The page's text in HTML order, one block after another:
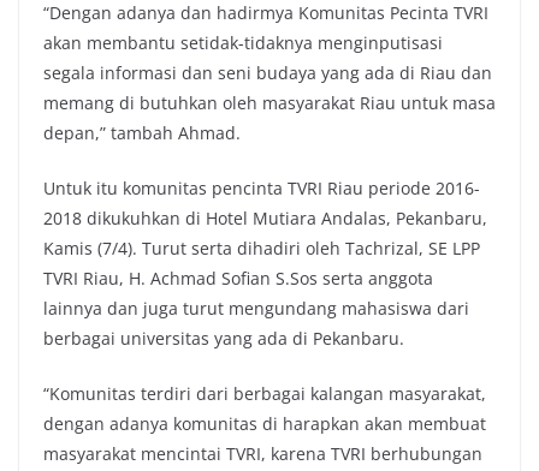
“Dengan adanya dan hadirmya Komunitas Pecinta TVRI
akan membantu setidak-tidaknya menginputisasi
segala informasi dan seni budaya yang ada di Riau dan
memang di butuhkan oleh masyarakat Riau untuk masa
depan,” tambah Ahmad.
Untuk itu komunitas pencinta TVRI Riau periode 2016-
2018 dikukuhkan di Hotel Mutiara Andalas, Pekanbaru,
Kamis (7/4). Turut serta dihadiri oleh Tachrizal, SE LPP
TVRI Riau, H. Achmad Sofian S.Sos serta anggota
lainnya dan juga turut mengundang mahasiswa dari
berbagai universitas yang ada di Pekanbaru.
“Komunitas terdiri dari berbagai kalangan masyarakat,
dengan adanya komunitas di harapkan akan membuat
masyarakat mencintai TVRI, karena TVRI berhubungan